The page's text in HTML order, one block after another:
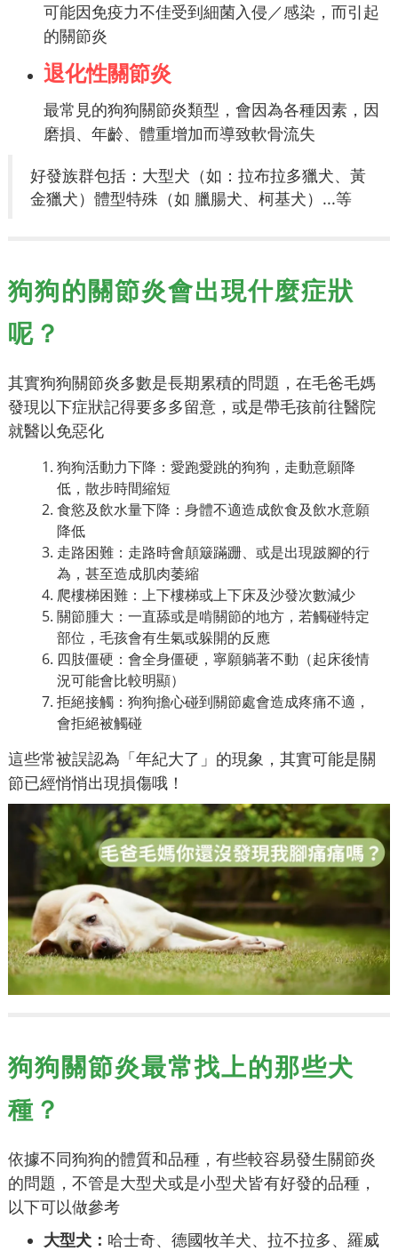
可能因免疫力不佳受到細菌入侵／感染，而引起
的關節炎
退化性關節炎
最常見的狗狗關節炎類型，會因為各種因素，因
磨損、年齡、體重增加而導致軟骨流失
好發族群包括：大型犬（如：拉布拉多獵犬、黃
金獵犬）體型特殊（如 臘腸犬、柯基犬）...等
狗狗的關節炎會出現什麼症狀
呢？
其實狗狗關節炎多數是長期累積的問題，在毛爸毛媽
發現以下症狀記得要多多留意，或是帶毛孩前往醫院
就醫以免惡化
狗狗活動力下降：愛跑愛跳的狗狗，走動意願降
低，散步時間縮短
食慾及飲水量下降：身體不適造成飲食及飲水意願
降低
走路困難：走路時會顛簸蹣跚、或是出現跛腳的行
為，甚至造成肌肉萎縮
爬樓梯困難：上下樓梯或上下床及沙發次數減少
關節腫大：一直舔或是啃關節的地方，若觸碰特定
部位，毛孩會有生氣或躲開的反應
四肢僵硬：會全身僵硬，寧願躺著不動（起床後情
況可能會比較明顯）
拒絕接觸：狗狗擔心碰到關節處會造成疼痛不適，
會拒絕被觸碰
這些常被誤認為「年紀大了」的現象，其實可能是關
節已經悄悄出現損傷哦！
狗狗關節炎最常找上的那些犬
種？
依據不同狗狗的體質和品種，有些較容易發生關節炎
的問題，不管是大型犬或是小型犬皆有好發的品種，
以下可以做參考
大型犬： 哈士奇、德國牧羊犬、拉不拉多、羅威